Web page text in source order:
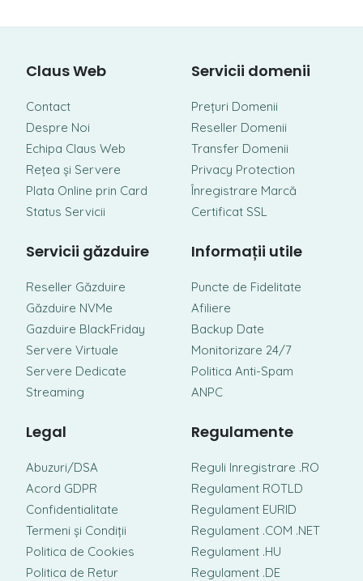
Claus Web
Contact
Despre Noi
Echipa Claus Web
Rețea și Servere
Plata Online prin Card
Status Servicii
Servicii domenii
Prețuri Domenii
Reseller Domenii
Transfer Domenii
Privacy Protection
Înregistrare Marcă
Certificat SSL
Servicii găzduire
Reseller Găzduire
Găzduire NVMe
Gazduire BlackFriday
Servere Virtuale
Servere Dedicate
Streaming
Informații utile
Puncte de Fidelitate
Afiliere
Backup Date
Monitorizare 24/7
Politica Anti-Spam
ANPC
Legal
Abuzuri/DSA
Acord GDPR
Confidentialitate
Termeni și Condiții
Politica de Cookies
Politica de Retur
Regulamente
Reguli Inregistrare .RO
Regulament ROTLD
Regulament EURID
Regulament .COM .NET
Regulament .HU
Regulament .DE